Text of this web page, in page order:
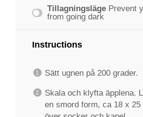
Tillagningsläge Prevent
from going dark
Instructions
Sätt ugnen på 200 grader.
Skala och klyfta äpplena.
en smord form, ca 18 x 25